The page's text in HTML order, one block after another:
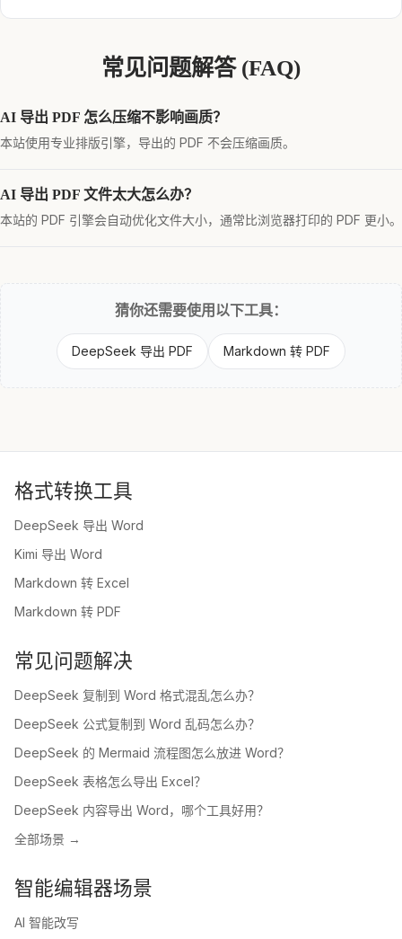
常见问题解答 (FAQ)
AI 导出 PDF 怎么压缩不影响画质？
本站使用专业排版引擎，导出的 PDF 不会压缩画质。
AI 导出 PDF 文件太大怎么办？
本站的 PDF 引擎会自动优化文件大小，通常比浏览器打印的 PDF 更小。
猜你还需要使用以下工具：
DeepSeek 导出 PDF Markdown 转 PDF
格式转换工具
DeepSeek 导出 Word
Kimi 导出 Word
Markdown 转 Excel
Markdown 转 PDF
常见问题解决
DeepSeek 复制到 Word 格式混乱怎么办？
DeepSeek 公式复制到 Word 乱码怎么办？
DeepSeek 的 Mermaid 流程图怎么放进 Word？
DeepSeek 表格怎么导出 Excel？
DeepSeek 内容导出 Word，哪个工具好用？
全部场景 →
智能编辑器场景
AI 智能改写